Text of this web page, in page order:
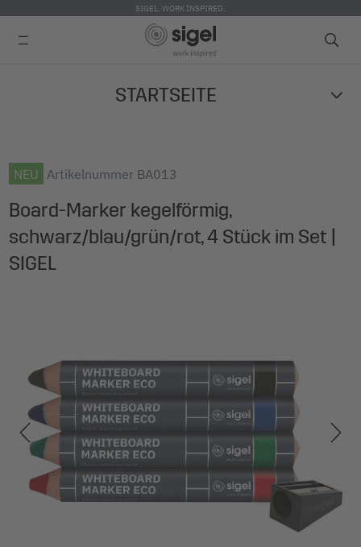
SIGEL. WORK INSPIRED.
STARTSEITE
NEU Artikelnummer BA013
Board-Marker kegelförmig,
schwarz/blau/grün/rot, 4 Stück im Set |
SIGEL